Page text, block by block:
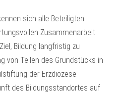
sich alle Beteiligten
Zusammenarbeit
Bildung langfristig zu
von Teilen des Grundstücks in
der Erzdiözese
des Bildungsstandortes auf